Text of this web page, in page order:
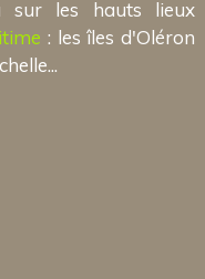
sur les hauts lieux
: les îles d'Oléron